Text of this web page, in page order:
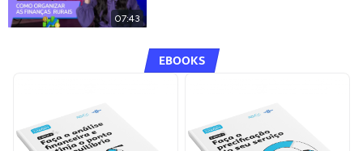
07:43
EBOOKS